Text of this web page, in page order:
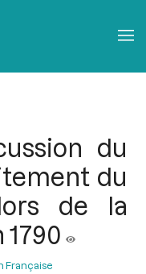
du
du
de la
Française